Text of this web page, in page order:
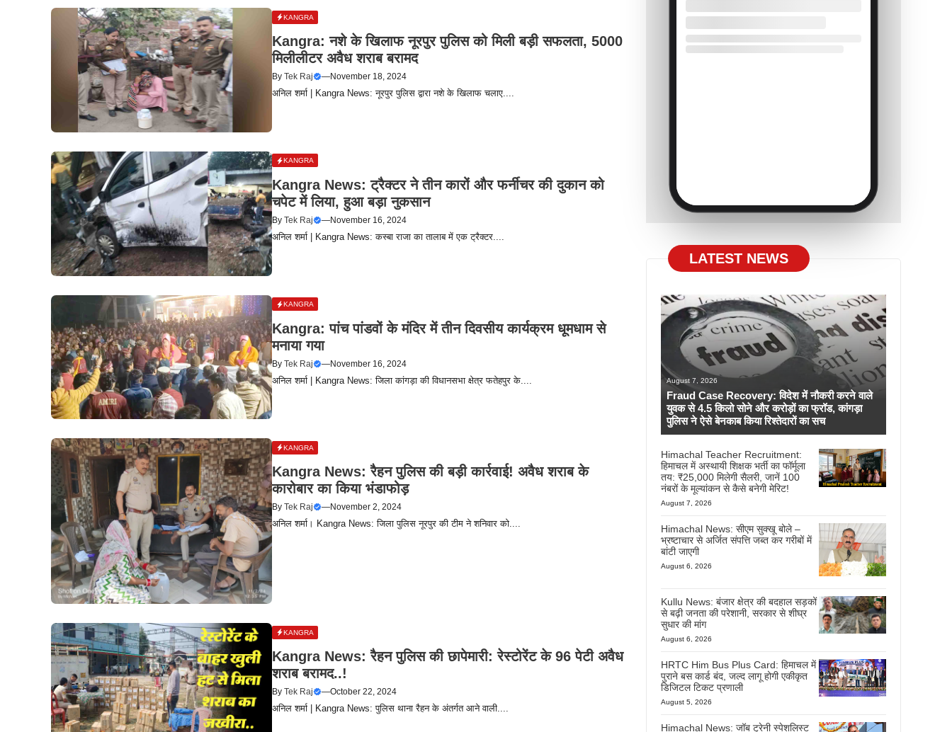
KANGRA
Kangra: नशे के खिलाफ नूरपुर पुलिस को मिली बड़ी सफलता, 5000
मिलीलीटर अवैध शराब बरामद
ByTek Raj —November 18, 2024
अनिल शर्मा | Kangra News: नूरपुर पुलिस द्वारा नशे के खिलाफ चलाए....
KANGRA
Kangra News: ट्रैक्टर ने तीन कारों और फर्नीचर की दुकान को
चपेट में लिया, हुआ बड़ा नुकसान
ByTek Raj —November 16, 2024
अनिल शर्मा | Kangra News: कस्बा राजा का तालाब में एक ट्रैक्टर....
KANGRA
Kangra: पांच पांडवों के मंदिर में तीन दिवसीय कार्यक्रम धूमधाम से
मनाया गया
ByTek Raj —November 16, 2024
अनिल शर्मा | Kangra News: जिला कांगड़ा की विधानसभा क्षेत्र फतेहपुर के....
KANGRA
Kangra News: रैहन पुलिस की बड़ी कार्रवाई! अवैध शराब के
कारोबार का किया भंडाफोड़
ByTek Raj —November 2, 2024
अनिल शर्मा। Kangra News: जिला पुलिस नूरपुर की टीम ने शनिवार को....
KANGRA
Kangra News: रैहन पुलिस की छापेमारी: रेस्टोरेंट के 96 पेटी अवैध
शराब बरामद..!
ByTek Raj —October 22, 2024
अनिल शर्मा | Kangra News: पुलिस थाना रैहन के अंतर्गत आने वाली....
LATEST NEWS
August 7, 2026
Fraud Case Recovery: विदेश में नौकरी करने वाले
युवक से 4.5 किलो सोने और करोड़ों का फ्रॉड, कांगड़ा
पुलिस ने ऐसे बेनकाब किया रिश्तेदारों का सच
Himachal Teacher Recruitment:
हिमाचल में अस्थायी शिक्षक भर्ती का फॉर्मूला
तय: ₹25,000 मिलेगी सैलरी, जानें 100
नंबरों के मूल्यांकन से कैसे बनेगी मेरिट!
August 7, 2026
Himachal News: सीएम सुक्खू बोले –
भ्रष्टाचार से अर्जित संपत्ति जब्त कर गरीबों में
बांटी जाएगी
August 6, 2026
Kullu News: बंजार क्षेत्र की बदहाल सड़कों
से बढ़ी जनता की परेशानी, सरकार से शीघ्र
सुधार की मांग
August 6, 2026
HRTC Him Bus Plus Card: हिमाचल में
पुराने बस कार्ड बंद, जल्द लागू होगी एकीकृत
डिजिटल टिकट प्रणाली
August 5, 2026
Himachal News: जॉब ट्रेनी स्पेशलिस्ट